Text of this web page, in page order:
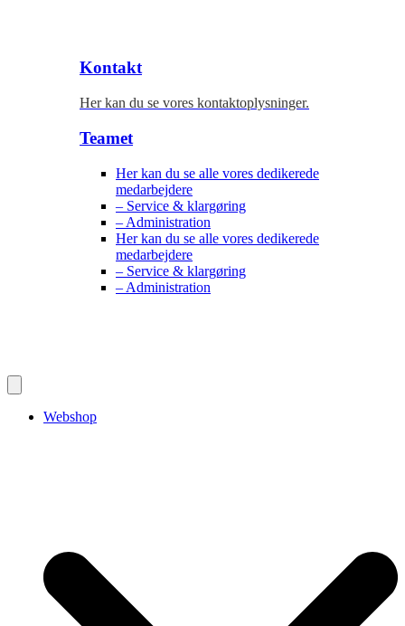
Kontakt
Her kan du se vores kontaktoplysninger.
Teamet
Her kan du se alle vores dedikerede
medarbejdere
– Service & klargøring
– Administration
Her kan du se alle vores dedikerede
medarbejdere
– Service & klargøring
– Administration
Webshop